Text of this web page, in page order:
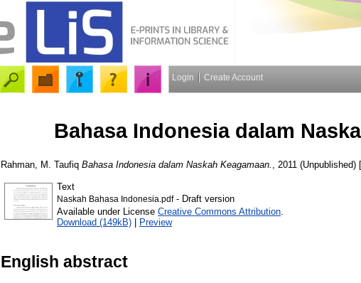
Login Create Account
Bahasa Indonesia dalam
Rahman, M. Taufiq Bahasa Indonesia dalam Naskah Keagamaan. , 2011 (Unpublished)
Text
Naskah Bahasa Indonesia.pdf- Draft version
Available under License Creative Commons Attribution
Download (149kB) | Preview
English abstract